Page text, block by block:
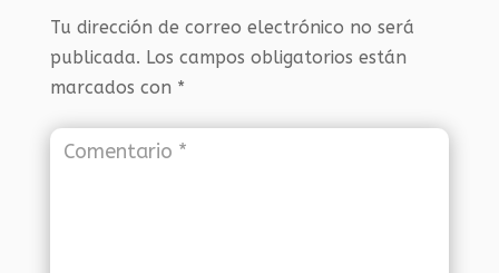
Tu dirección de correo electrónico no será
publicada. Los campos obligatorios están
marcados con *